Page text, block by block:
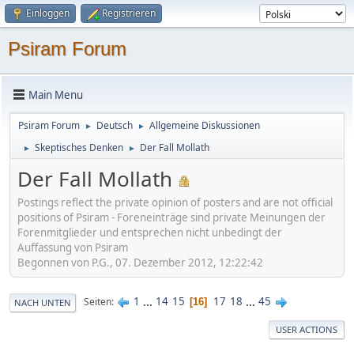
Einloggen Registrieren
Psiram Forum
Main Menu
Psiram Forum ► Deutsch ► Allgemeine Diskussionen
► Skeptisches Denken ► Der Fall Mollath
Der Fall Mollath
Postings reflect the private opinion of posters and are not official
positions of Psiram - Foreneinträge sind private Meinungen der
Forenmitglieder und entsprechen nicht unbedingt der
Auffassung von Psiram
Begonnen von P.G., 07. Dezember 2012, 12:22:42
NACH UNTEN Seiten 1 ... 14 15 16 17 18 ... 45
USER ACTIONS